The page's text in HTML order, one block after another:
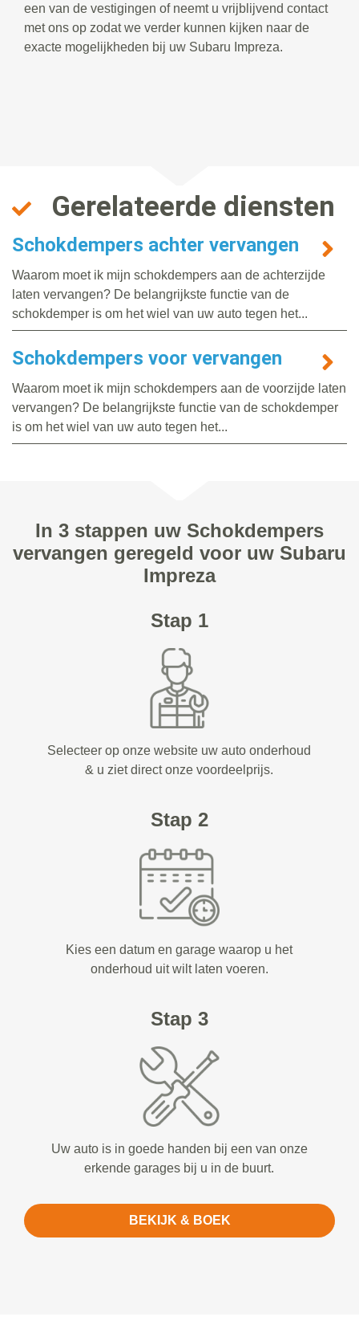
een van de vestigingen of neemt u vrijblijvend contact
met ons op zodat we verder kunnen kijken naar de
exacte mogelijkheden bij uw Subaru Impreza.
Gerelateerde diensten
Schokdempers achter vervangen
Waarom moet ik mijn schokdempers aan de achterzijde
laten vervangen? De belangrijkste functie van de
schokdemper is om het wiel van uw auto tegen het...
Schokdempers voor vervangen
Waarom moet ik mijn schokdempers aan de voorzijde laten
vervangen? De belangrijkste functie van de schokdemper
is om het wiel van uw auto tegen het...
In 3 stappen uw Schokdempers
vervangen geregeld voor uw Subaru
Impreza
Stap 1
Selecteer op onze website uw auto onderhoud
& u ziet direct onze voordeelprijs.
Stap 2
Kies een datum en garage waarop u het
onderhoud uit wilt laten voeren.
Stap 3
Uw auto is in goede handen bij een van onze
erkende garages bij u in de buurt.
BEKIJK & BOEK